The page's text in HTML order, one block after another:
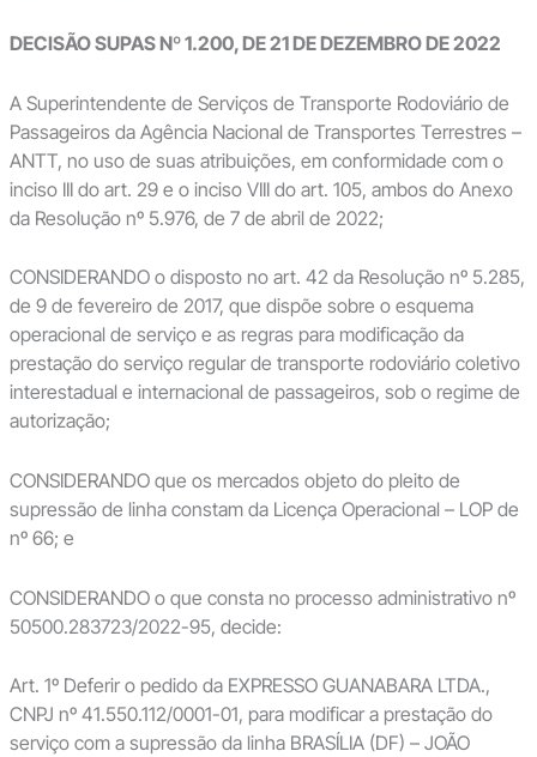
DECISÃO SUPAS Nº 1.200, DE 21 DE DEZEMBRO DE 2022
A Superintendente de Serviços de Transporte Rodoviário de
Passageiros da Agência Nacional de Transportes Terrestres –
ANTT, no uso de suas atribuições, em conformidade com o
inciso III do art. 29 e o inciso VIII do art. 105, ambos do Anexo
da Resolução nº 5.976, de 7 de abril de 2022;
CONSIDERANDO o disposto no art. 42 da Resolução nº 5.285,
de 9 de fevereiro de 2017, que dispõe sobre o esquema
operacional de serviço e as regras para modificação da
prestação do serviço regular de transporte rodoviário coletivo
interestadual e internacional de passageiros, sob o regime de
autorização;
CONSIDERANDO que os mercados objeto do pleito de
supressão de linha constam da Licença Operacional – LOP de
nº 66; e
CONSIDERANDO o que consta no processo administrativo nº
50500.283723/2022-95, decide:
Art. 1º Deferir o pedido da EXPRESSO GUANABARA LTDA.,
CNPJ nº 41.550.112/0001-01, para modificar a prestação do
serviço com a supressão da linha BRASÍLIA (DF) – JOÃO